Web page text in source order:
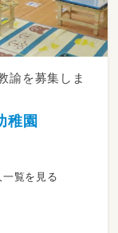
諭を募集しま
稚園
覧を見る